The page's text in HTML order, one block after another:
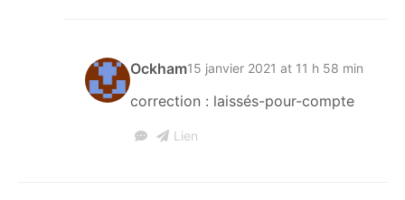
Ockham15 janvier 2021 at 11 h 58 min
correction : laissés-pour-compte
Lien